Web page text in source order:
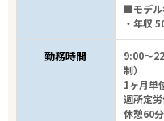
■モデル
・年収
勤務時間
9:00～
制）
1ヶ月単
週所定
休憩60